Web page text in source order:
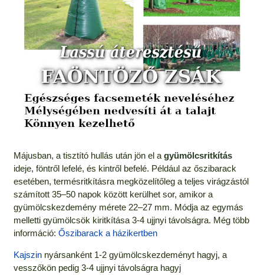
Májusban, a tisztító hullás után jön el a gyümölcsritkítás
ideje, föntről lefelé, és kintről befelé. Például az őszibarack
esetében, termésritkításra megközelítőleg a teljes virágzástól
számított 35–50 napok között kerülhet sor, amikor a
gyümölcskezdemény mérete 22–27 mm. Módja az egymás
melletti gyümölcsök kiritkítása 3-4 ujjnyi távolságra. Még több
információ: Őszibarack a házikertben
Kajszinnyársanként 1-2 gyümölcskezdeményt hagyj, a
vesszőkön pedig 3-4 ujjnyi távolságra hagyj